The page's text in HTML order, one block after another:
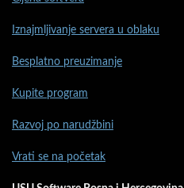
Iznajmljivanje servera u oblaku
Besplatno preuzimanje
Kupite program
Razvoj po narudžbini
Vrati se na početak